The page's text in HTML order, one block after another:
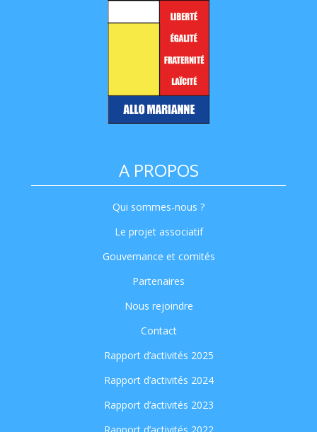
A PROPOS
Qui sommes-nous ?
Le projet associatif
Gouvernance et comités
Partenaires
Nous rejoindre
Contact
Rapport d’activités 2025
Rapport d’activités 2024
Rapport d’activités 2023
Rapport d’activités 2022